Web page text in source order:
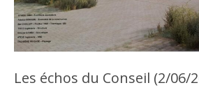
Les échos du Conseil (2/06/